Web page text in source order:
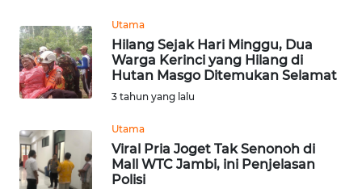
Utama
Hilang Sejak Hari Minggu, Dua
Warga Kerinci yang Hilang di
Hutan Masgo Ditemukan Selamat
3 tahun yang lalu
Utama
Viral Pria Joget Tak Senonoh di
Mall WTC Jambi, ini Penjelasan
Polisi
WN
BEKASI
WN
WN
DEPOK